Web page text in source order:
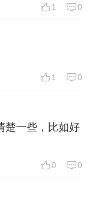
0
1
0
1
楚一些，比如好
0
0